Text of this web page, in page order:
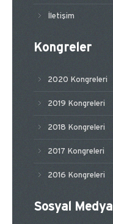
İletişim
Kongreler
2020 Kongreleri
2019 Kongreleri
2018 Kongreleri
2017 Kongreleri
2016 Kongreleri
Sosyal Medya